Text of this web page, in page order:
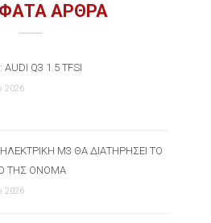
ΑΡΘΡΑ
Q3 1.5 TFSI
2026
M3 ΘΑ ΔΙΑΤΗΡΉΣΕΙ ΤΟ
ΤΗΣ ΌΝΟΜΑ
2026